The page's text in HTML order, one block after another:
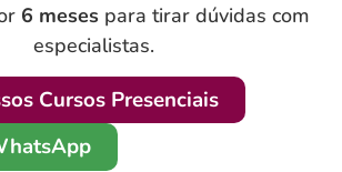
6 mesespara tirar dúvidas com
especialistas.
Cursos Presenciais